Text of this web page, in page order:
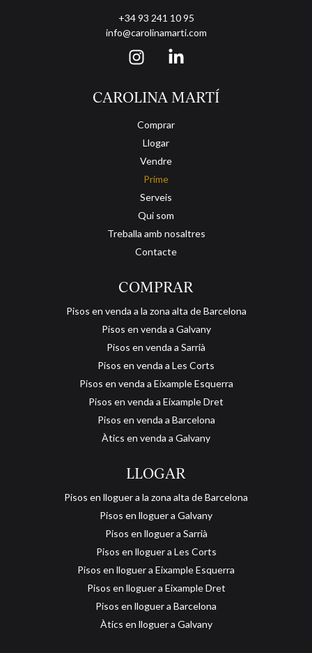
+34 93 241 10 95
info@carolinamarti.com
CAROLINA MARTÍ
Comprar
Llogar
Vendre
Prime
Serveis
Qui som
Treballa amb nosaltres
Contacte
COMPRAR
Pisos en venda a la zona alta de Barcelona
Pisos en venda a Galvany
Pisos en venda a Sarrià
Pisos en venda a Les Corts
Pisos en venda a Eixample Esquerra
Pisos en venda a Eixample Dret
Pisos en venda a Barcelona
Àtics en venda a Galvany
LLOGAR
Pisos en lloguer a la zona alta de Barcelona
Pisos en lloguer a Galvany
Pisos en lloguer a Sarrià
Pisos en lloguer a Les Corts
Pisos en lloguer a Eixample Esquerra
Pisos en lloguer a Eixample Dret
Pisos en lloguer a Barcelona
Àtics en lloguer a Galvany
Guardar configuració Acceptar totes